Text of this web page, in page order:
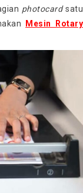
photocardsatu
Mesin Rotary